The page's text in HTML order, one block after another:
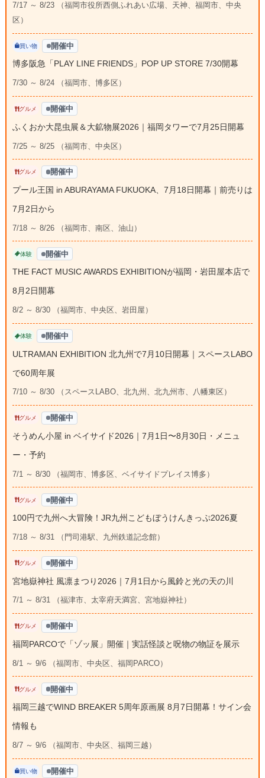
7/17 ～ 8/23 （福岡市役所西側ふれあい広場、天神、福岡市、中央
区）
買い物 開催中
博多阪急「PLAY LINE FRIENDS」POP UP STORE 7/30開幕
7/30 ～ 8/24 （福岡市、博多区）
グルメ 開催中
ふくおか大昆虫展＆大鉱物展2026｜福岡タワーで7月25日開幕
7/25 ～ 8/25 （福岡市、中央区）
グルメ 開催中
プール王国 in ABURAYAMA FUKUOKA、7月18日開幕｜前売りは
7月2日から
7/18 ～ 8/26 （福岡市、南区、油山）
体験 開催中
THE FACT MUSIC AWARDS EXHIBITIONが福岡・岩田屋本店で
8月2日開幕
8/2 ～ 8/30 （福岡市、中央区、岩田屋）
体験 開催中
ULTRAMAN EXHIBITION 北九州で7月10日開幕｜スペースLABO
で60周年展
7/10 ～ 8/30 （スペースLABO、北九州、北九州市、八幡東区）
グルメ 開催中
そうめん小屋 in ベイサイド2026｜7月1日〜8月30日・メニュ
ー・予約
7/1 ～ 8/30 （福岡市、博多区、ベイサイドプレイス博多）
グルメ 開催中
100円で九州へ大冒険！JR九州こどもぼうけんきっぷ2026夏
7/18 ～ 8/31 （門司港駅、九州鉄道記念館）
グルメ 開催中
宮地嶽神社 風凛まつり2026｜7月1日から風鈴と光の天の川
7/1 ～ 8/31 （福津市、太宰府天満宮、宮地嶽神社）
グルメ 開催中
福岡PARCOで「ゾッ展」開催｜実話怪談と呪物の物証を展示
8/1 ～ 9/6 （福岡市、中央区、福岡PARCO）
グルメ 開催中
福岡三越でWIND BREAKER 5周年原画展 8月7日開幕！サイン会
情報も
8/7 ～ 9/6 （福岡市、中央区、福岡三越）
買い物 開催中